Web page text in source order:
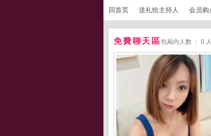
回首页 送礼给主持人 会员购
免費聊天區包厢内人数 ： 0 人